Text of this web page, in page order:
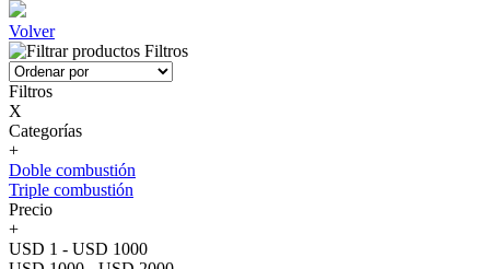
Volver
Filtros
Filtros
X
Categorías
+
Doble combustión
Triple combustión
Precio
+
USD 1 - USD 1000